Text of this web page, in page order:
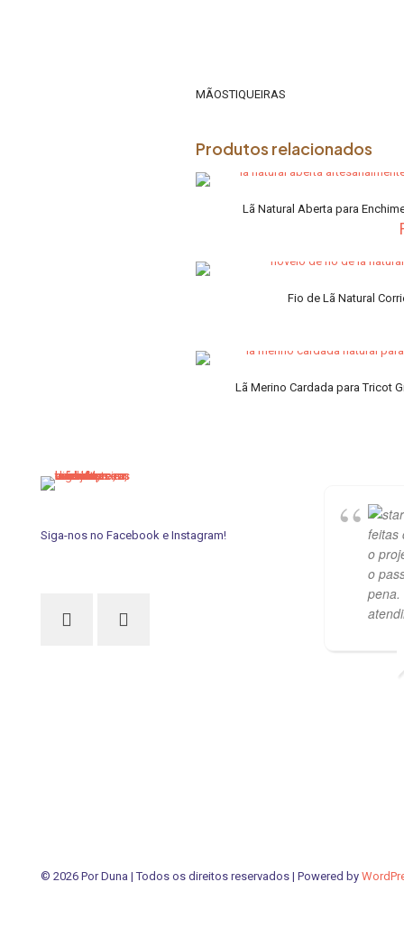
MÃOSTIQUEIRAS
Produtos relacionados
Lã Natural Aberta para
Fio de Lã Natural
Lã Merino Cardada para Tricot
Siga-nos no Facebook e Instagram!
feitas
o
o
pena.
© 2026 Por Duna | Todos os direitos reservados | Powered by